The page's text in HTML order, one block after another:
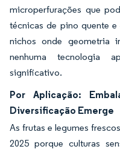
microperfurações que
técnicas de pino quente
nichos onde geometria
nenhuma tecnologia
significativo.
Por Aplicação:
Diversificação Emerge
As frutas e legumes
2025 porque culturas